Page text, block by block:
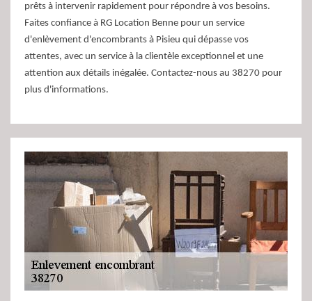
prêts à intervenir rapidement pour répondre à vos besoins.
Faites confiance à RG Location Benne pour un service
d'enlèvement d'encombrants à Pisieu qui dépasse vos
attentes, avec un service à la clientèle exceptionnel et une
attention aux détails inégalée. Contactez-nous au 38270 pour
plus d'informations.